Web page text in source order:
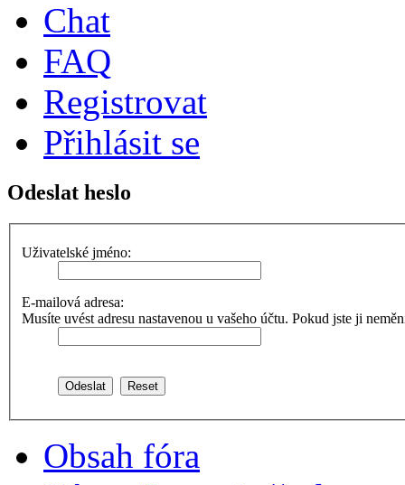
Chat
FAQ
Registrovat
Přihlásit se
Odeslat heslo
Uživatelské jméno:
E-mailová adresa:
Musíte uvést adresu nastavenou u vašeho účtu. Pokud jste ji
Obsah fóra